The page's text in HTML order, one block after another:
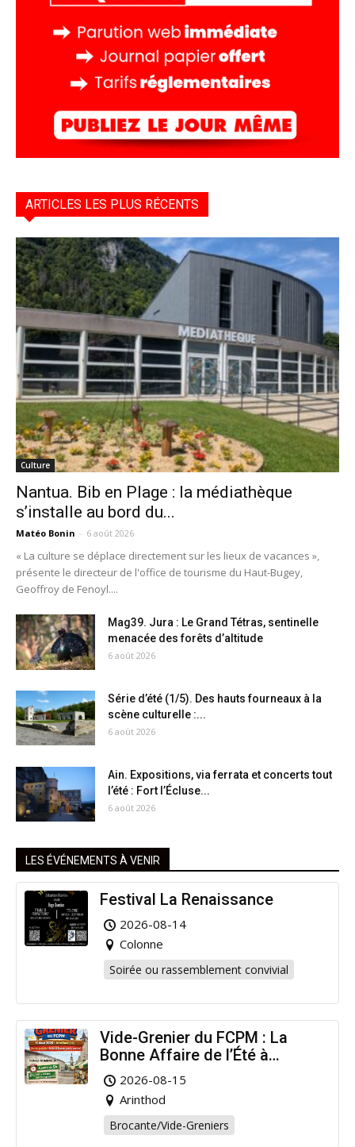
ARTICLES LES PLUS RÉCENTS
Culture
Nantua. Bib en Plage : la médiathèque
s’installe au bord du...
Matéo Bonin - 6 août 2026
« La culture se déplace directement sur les lieux de vacances »,
présente le directeur de l'office de tourisme du Haut-Bugey,
Geoffroy de Fenoyl....
Mag39. Jura : Le Grand Tétras, sentinelle
menacée des forêts d’altitude
6 août 2026
Série d’été (1/5). Des hauts fourneaux à la
scène culturelle :...
6 août 2026
Ain. Expositions, via ferrata et concerts tout
l’été : Fort l’Écluse...
6 août 2026
LES ÉVÉNEMENTS À VENIR
Festival La Renaissance
2026-08-14
Colonne
Soirée ou rassemblement convivial
Vide-Grenier du FCPM : La
Bonne Affaire de l’Été à
Arinthod !
2026-08-15
Arinthod
Brocante/Vide-Greniers